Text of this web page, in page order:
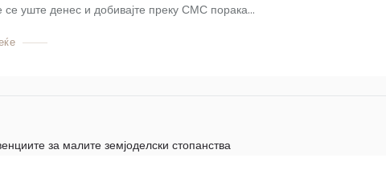
се уште денес и добивајте преку СМС порака...